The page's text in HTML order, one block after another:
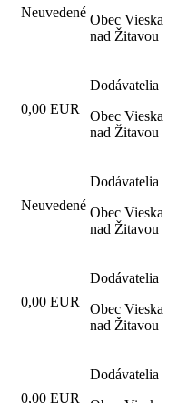
Neuvedené Obec Vieska
nad Žitavou
0,00 EUR
Dodávatelia
Obec Vieska
nad Žitavou
Neuvedené
Dodávatelia
Obec Vieska
nad Žitavou
0,00 EUR
Dodávatelia
Obec Vieska
nad Žitavou
0,00 EUR
Dodávatelia